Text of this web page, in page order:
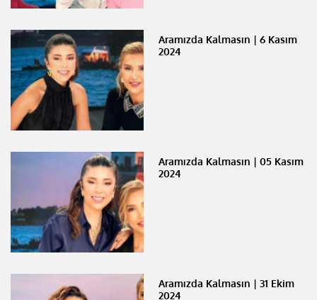
Aramızda Kalmasın | 6 Kasım
2024
Aramızda Kalmasın | 05 Kasım
2024
Aramızda Kalmasın | 31 Ekim
2024